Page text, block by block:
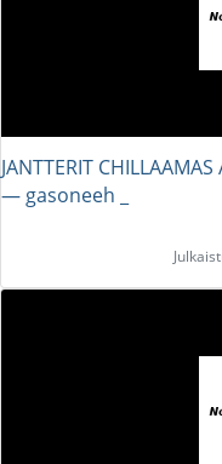
JANTTERIT CHILLAAMAS
― gasoneeh _